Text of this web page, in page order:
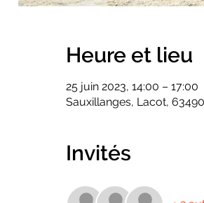
Heure et lieu
25 juin 2023, 14:00 – 17:00
Sauxillanges, Lacot,
Invités